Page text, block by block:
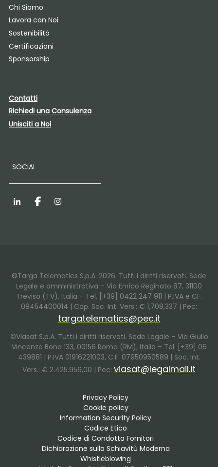
Chi Siamo
Lavora con Noi
Sostenibilità
Certificazioni
Sponsorship
Contatti
Richiedi una Consulenza
Unisciti a Noi
SOCIAL
LinkedInFacebookInstagram
©Targa Telematics S.p.A. 2026. Tutti i diritti riservati. Sede
Legale e amministrativa – Via Enrico Reginato 87, 31100
Treviso (TV), Italia – Tel. [+39] 0422 247 911 | P.IVA e CF.
08454400014 | Cap. Soc. Int. Vers.: € 1,708,337 | Pec:
targatelematics@pec.it
©Viasat S.p.A. Tutti i diritti riservati. Sede Legale – Via Giulio
Vincenzo Bona 133, 00156 Roma (RM), Italia – Tel. [+39] 06
439881 | P.IVA 01916221003, C.F. 07950950589 | Soc. Int.
Vers.: € 2.425.956,00 | Pec: viasat@legalmail.it
Privacy Policy
Cookie policy
Information Security Policy
Codice Etico
Codice di Condotta Fornitori
Dichiarazione sulla Schiavitù Moderna
Whistleblowing